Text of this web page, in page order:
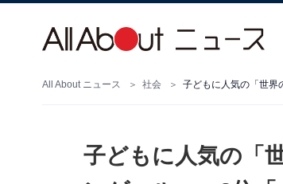
All About ニュース 社会 子どもに人気の「世界
子どもに人気の「